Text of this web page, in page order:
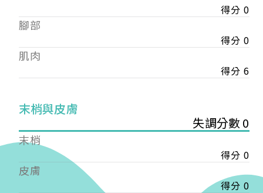
得分 0
腳部
得分 0
肌肉
得分 6
末梢與皮膚
失調分數 0
末梢
得分 0
皮膚
得分 0
【會費】
入會費新臺幣1200元，於會員入會時繳納；常年會
費1200元，於每年度繳納。
入會費新臺幣3000元，於會員入會時繳納；常年會
費3000元，於每年度繳納。
戶名: 社團法人台灣自律神經健康培訓暨發展協會
帳號: 003-03-501566-2
銀行: (013) 國泰世華 南京東路分行